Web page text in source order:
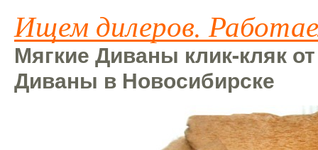
Ищем дилеров.
Мягкие Диваны клик-кляк
Диваны в Новосибирске